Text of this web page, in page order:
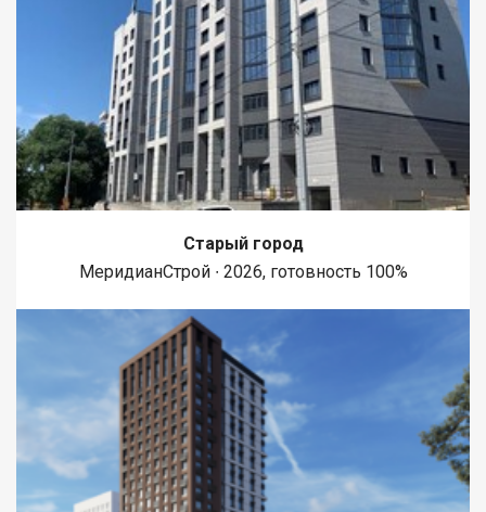
Старый город
МеридианСтрой ∙ 2026, готовность 100%